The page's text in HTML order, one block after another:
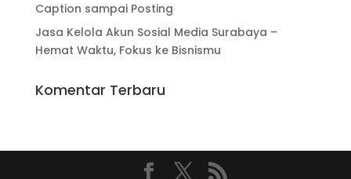
Caption sampai Posting
Jasa Kelola Akun Sosial Media Surabaya –
Hemat Waktu, Fokus ke Bisnismu
Komentar Terbaru